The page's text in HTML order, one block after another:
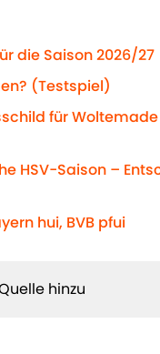
die Saison 2026/27
(Testspiel)
für Woltemade
HSV-Saison –
hui, BVB pfui
hinzu